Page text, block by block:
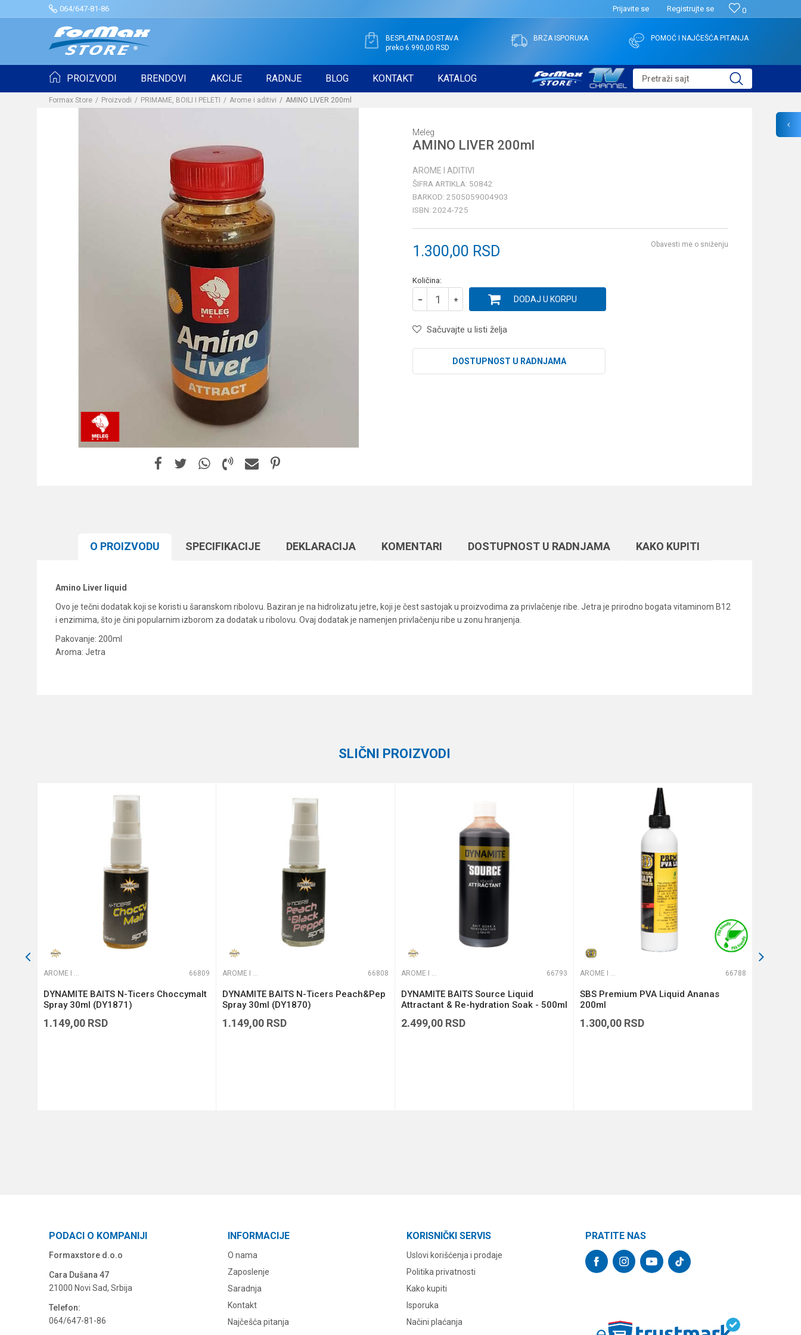
064/647-81-86 0
Prijavite se Registrujte se
BESPLATNA DOSTAVA
preko 6.990,00 RSD
BRZA ISPORUKA POMOĆ I NAJČEŠĆA PITANJA
PROIZVODI BRENDOVI AKCIJE RADNJE BLOG KONTAKT KATALOG Pretraži sajt
Formax Store Proizvodi PRIMAME, BOILI I PELETI Arome i aditivi AMINO LIVER 200ml
Meleg
AMINO LIVER 200ml
AROME I ADITIVI
ŠIFRA ARTIKLA: 50842
BARKOD: 2505059004903
ISBN: 2024-725
1.300,00 RSD Obavesti me o sniženju
Količina:
DODAJ U KORPU
Sačuvajte u listi želja
DOSTUPNOST U RADNJAMA
O PROIZVODU SPECIFIKACIJЕ DEKLARACIJA KOMENTARI DOSTUPNOST U RADNJAMA KAKO KUPITI
Amino Liver liquid
Ovo je tečni dodatak koji se koristi u šaranskom ribolovu. Baziran je na hidrolizatu jetre, koji je čest sastojak u proizvodima za privlačenje ribe. Jetra je prirodno bogata vitaminom B12
i enzimima, što je čini popularnim izborom za dodatak u ribolovu. Ovaj dodatak je namenjen privlačenju ribe u zonu hranjenja.
Pakovanje: 200ml
Aroma: Jetra
Anti-spam zaštita - izračunajte koliko je 6 - 1 :
SLIČNI PROIZVODI
AROME I ADITIVI 66809
DYNAMITE BAITS N-Ticers Choccymalt
Spray 30ml (DY1871)
1.149,00 RSD
AROME I ADITIVI 66808
DYNAMITE BAITS N-Ticers Peach&Pep
Spray 30ml (DY1870)
1.149,00 RSD
AROME I ADITIVI 66793
DYNAMITE BAITS Source Liquid
Attractant & Re-hydration Soak - 500ml
2.499,00 RSD
AROME I ADITIVI 66788
SBS Premium PVA Liquid Ananas
200ml
1.300,00 RSD
PODACI O KOMPANIJI
Formaxstore d.o.o
Cara Dušana 47
21000 Novi Sad, Srbija
Telefon:
064/647-81-86
INFORMACIJE
O nama
Zaposlenje
Saradnja
Kontakt
Najčešća pitanja
KORISNIČKI SERVIS
Uslovi korišćenja i prodaje
Politika privatnosti
Kako kupiti
Isporuka
Načini plaćanja
PRATITE NAS